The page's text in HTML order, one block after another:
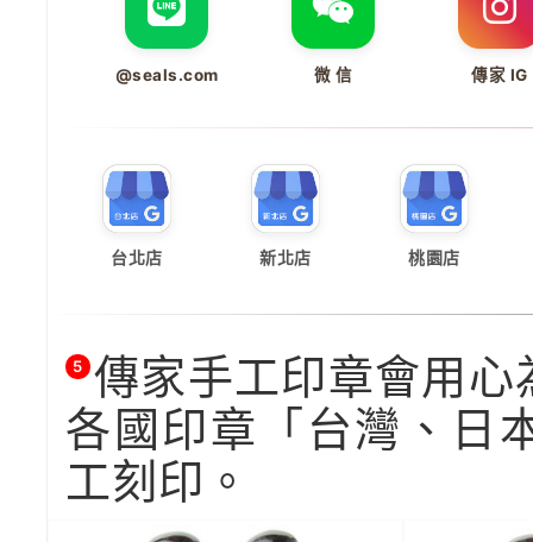
@seals.com 微 信 傳家 IG
台北店 新北店 桃園店
5
傳家手工印章會用
各國印章「台灣、日
工刻印。